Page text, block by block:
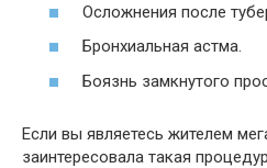
Осложнения после
Бронхиальная астма.
Боязнь замкнутого
Если вы являетесь жителем
заинтересовала такая